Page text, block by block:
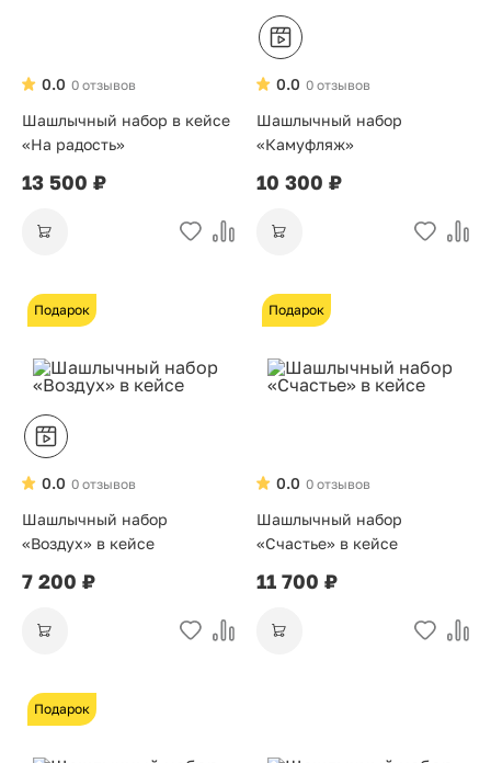
0 отзывов
0.0
Шашлычный набор в кейсе
«На радость»
13 500 ₽
0 отзывов
0.0
Шашлычный набор
«Камуфляж»
10 300 ₽
Подарок
0 отзывов
0.0
Шашлычный набор
«Воздух» в кейсе
7 200 ₽
Подарок
0 отзывов
0.0
Шашлычный набор
«Счастье» в кейсе
11 700 ₽
Подарок